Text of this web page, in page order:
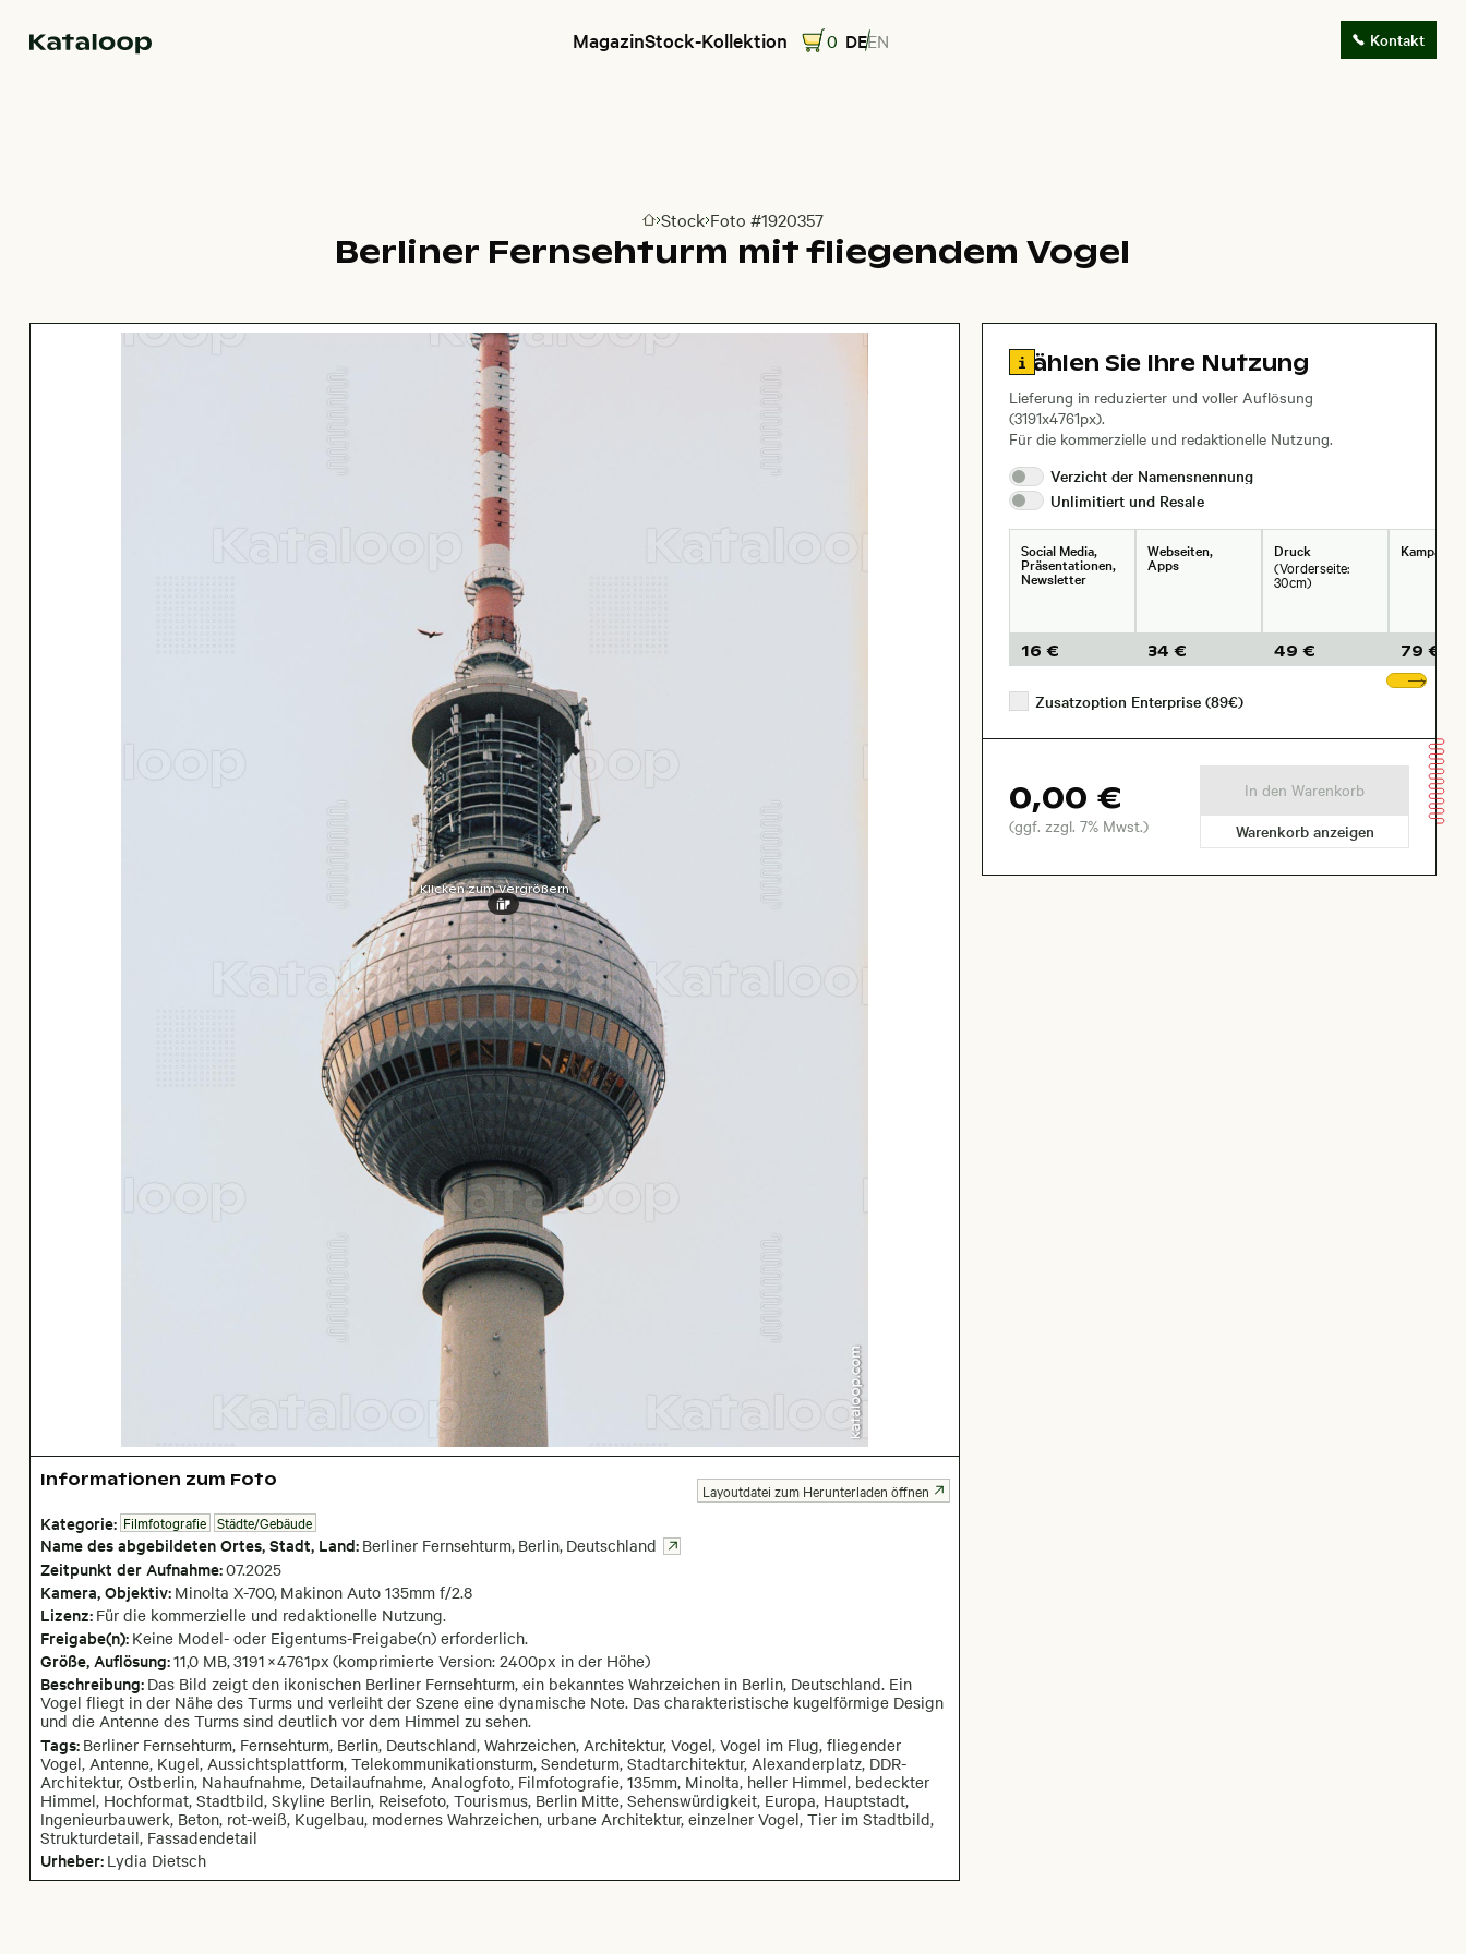
MagazinStock-Kollektion 0 DEEN Kontakt
Zur Homepage
Stock Foto #1920357
Berliner Fernsehturm mit fliegendem Vogel
Klicken zum Vergrößern
Informationen zum Foto
Kategorie: Filmfotografie Städte/Gebäude
Name des abgebildeten Ortes,Stadt, Land: Berliner Fernsehturm, Berlin, Deutschland
Zeitpunkt der Aufnahme:07.2025
Kamera, Objektiv: Minolta X-700, Makinon Auto 135mm f/2.8
Lizenz: Für die kommerzielle und redaktionelle Nutzung.
Freigabe(n): Keine Model- oder Eigentums-Freigabe(n) erforderlich.
Größe, Auflösung:11,0 MB,3191 ×4761px (komprimierte Version: 2400px in der Höhe)
Beschreibung: Das Bild zeigt den ikonischen Berliner Fernsehturm, ein bekanntes Wahrzeichen in Berlin, Deutschland. Ein
Vogel fliegt in der Nähe des Turms und verleiht der Szene eine dynamische Note. Das charakteristische kugelförmige Design
und die Antenne des Turms sind deutlich vor dem Himmel zu sehen.
Tags: Berliner Fernsehturm, Fernsehturm, Berlin, Deutschland, Wahrzeichen, Architektur, Vogel, Vogel im Flug, fliegender
Vogel, Antenne, Kugel, Aussichtsplattform, Telekommunikationsturm, Sendeturm, Stadtarchitektur, Alexanderplatz, DDR-
Architektur, Ostberlin, Nahaufnahme, Detailaufnahme, Analogfoto, Filmfotografie, 135mm, Minolta, heller Himmel, bedeckter
Himmel, Hochformat, Stadtbild, Skyline Berlin, Reisefoto, Tourismus, Berlin Mitte, Sehenswürdigkeit, Europa, Hauptstadt,
Ingenieurbauwerk, Beton, rot-weiß, Kugelbau, modernes Wahrzeichen, urbane Architektur, einzelner Vogel, Tier im Stadtbild,
Strukturdetail, Fassadendetail
Urheber: Lydia Dietsch
Layoutdatei zum Herunterladen öffnen
Zu den Lizenzinformationen springen
Wählen Sie Ihre Nutzung
Lieferung in reduzierter und voller Auflösung
(3191x4761px).
Für die kommerzielle und redaktionelle Nutzung.
Verzicht der Namensnennung
Unlimitiert und Resale
Social Media,
Präsentationen,
Newsletter
16 €
Webseiten,
Apps
34 €
Druck
(Vorderseite:
30cm)
49 €
79 €
Zusatzoption Enterprise (89€)
0,00 €
(ggf. zzgl. 7% Mwst.)
In den Warenkorb
Warenkorb anzeigen